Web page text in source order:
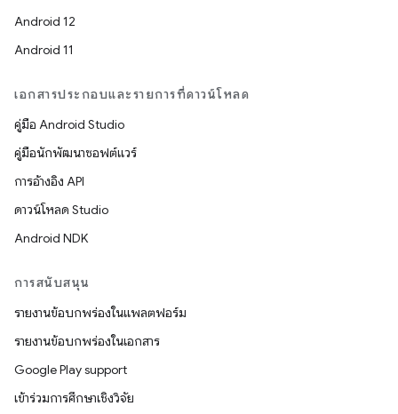
Android 12
Android 11
เอกสารประกอบและรายการที่ดาวน์โหลด
คู่มือ Android Studio
คู่มือนักพัฒนาซอฟต์แวร์
การอ้างอิง API
ดาวน์โหลด Studio
Android NDK
การสนับสนุน
รายงานข้อบกพร่องในแพลตฟอร์ม
รายงานข้อบกพร่องในเอกสาร
Google Play support
เข้าร่วมการศึกษาเชิงวิจัย